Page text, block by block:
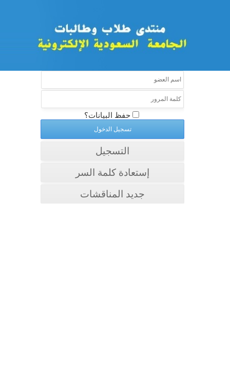
حفظ البيانات؟
التسجيل
إستعادة كلمة السر
جديد المناقشات